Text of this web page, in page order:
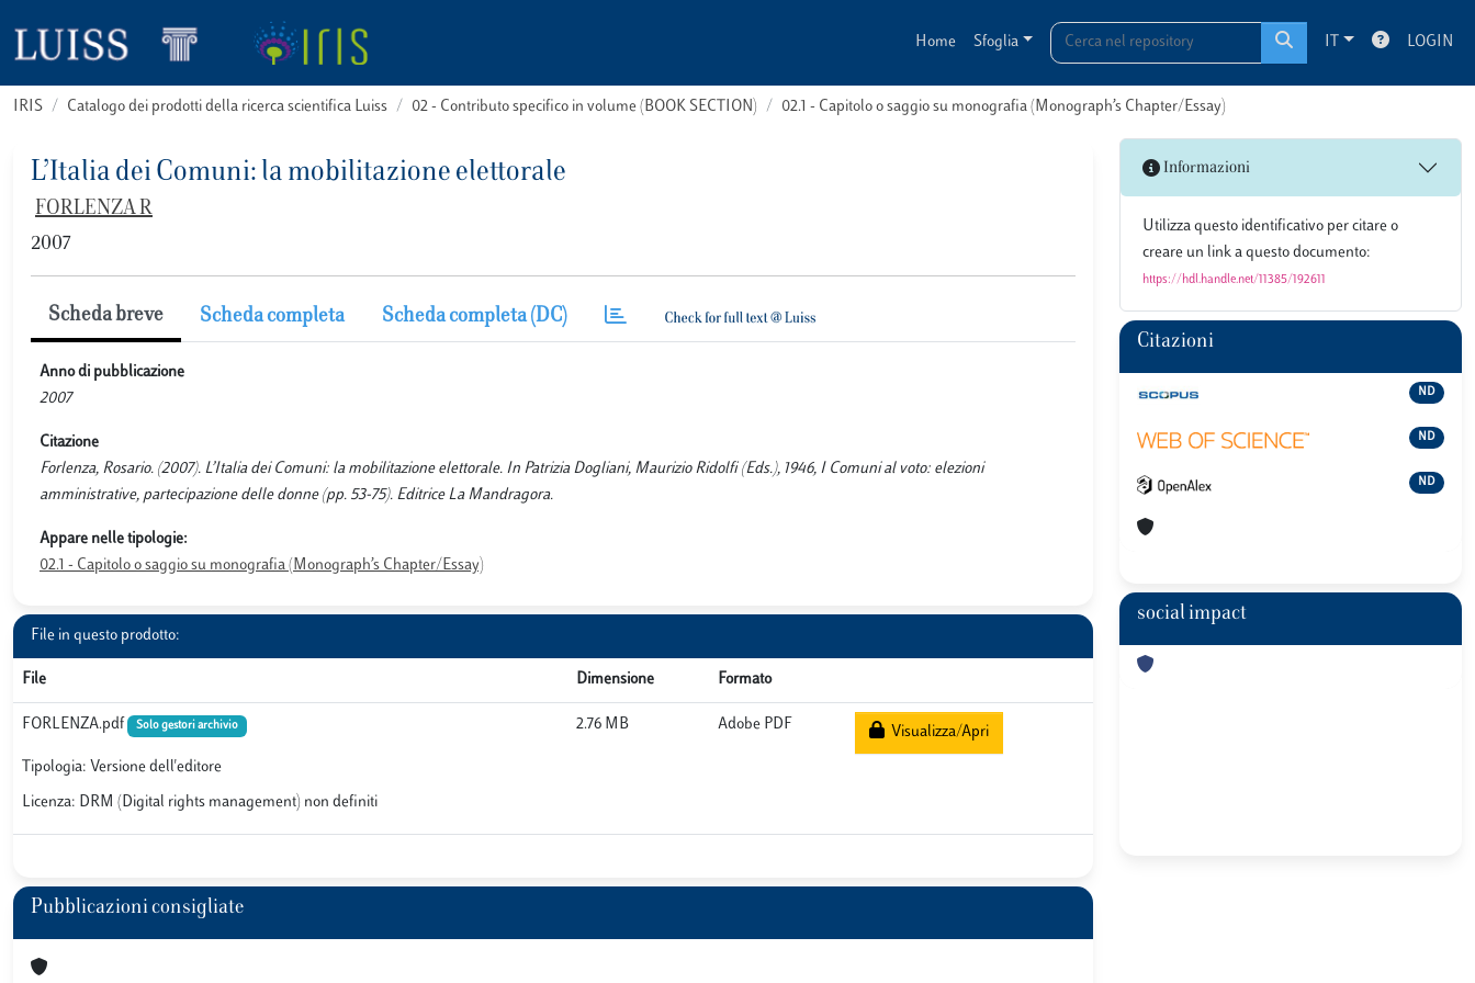
Home Sfoglia IT LOGIN
IRIS Catalogo dei prodotti della ricerca scientifica Luiss 02 - Contributo specifico in volume (BOOK SECTION) 02.1 - Capitolo o saggio su monografia (Monograph’s Chapter/Essay)
L’Italia dei Comuni: la mobilitazione elettorale
FORLENZA R
2007
Scheda breve Scheda completa Scheda completa (DC)
Anno di pubblicazione
2007
Citazione
Forlenza, Rosario. (2007). L’Italia dei Comuni: la mobilitazione elettorale. In Patrizia Dogliani, Maurizio Ridolfi (Eds.), 1946, I Comuni al voto: elezioni
amministrative, partecipazione delle donne (pp. 53-75). Editrice La Mandragora.
Appare nelle tipologie:
02.1 - Capitolo o saggio su monografia (Monograph’s Chapter/Essay)
File in questo prodotto:
File Dimensione Formato
FORLENZA.pdf Solo gestori archivio
Tipologia: Versione dell'editore
Licenza: DRM (Digital rights management) non definiti
2.76 MB Adobe PDF Visualizza/Apri
Pubblicazioni consigliate
Informazioni
Utilizza questo identificativo per citare o
creare un link a questo documento:
https://hdl.handle.net/11385/192611
Citazioni
ND
ND
ND
social impact